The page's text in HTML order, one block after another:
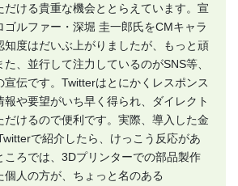
だける貴重な機会ととらえています。宣
ゴルファー・深堀 圭一郎氏をCMキャラ
知度はだいぶ上がりましたが、もっと頑
、並行して注力しているのがSNS等、
宣伝です。Twitterはとにかくレスポンス
や要望がいち早く得られ、ダイレクト
だけるので便利です。実際、導入した金
で紹介したら、けっこう反応があ
ころでは、3Dプリンターでの部品製作
個人の方が、ちょっと名のある